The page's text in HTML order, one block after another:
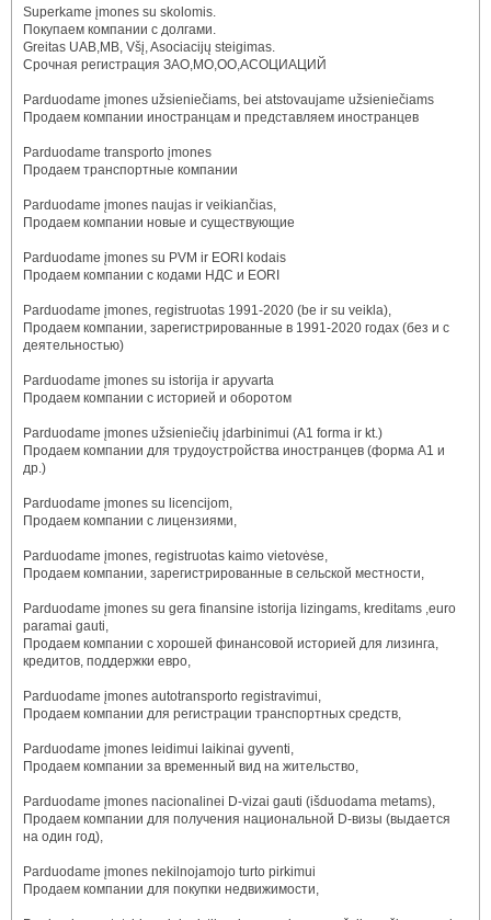
Superkame įmones su skolomis.
Покупаем компании с долгами.
Greitas UAB,MB, Všį, Asociacijų steigimas.
Срочная регистрация ЗАО,МО,ОО,АСОЦИАЦИЙ
Parduodame įmones užsieniečiams, bei atstovaujame užsieniečiams
Продаем компании иностранцам и представляем иностранцев
Parduodame transporto įmones
Продаем транспортные компании
Parduodame įmones naujas ir veikiančias,
Продаем компании новые и существующие
Parduodame įmones su PVM ir EORI kodais
Продаем компании с кодами НДС и EORI
Parduodame įmones, registruotas 1991-2020 (be ir su veikla),
Продаем компании, зарегистрированные в 1991-2020 годах (без и с
деятельностью)
Parduodame įmones su istorija ir apyvarta
Продаем компании с историей и оборотом
Parduodame įmones užsieniečių įdarbinimui (A1 forma ir kt.)
Продаем компании для трудоустройства иностранцев (форма А1 и
др.)
Parduodame įmones su licencijom,
Продаем компании с лицензиями,
Parduodame įmones, registruotas kaimo vietovėse,
Продаем компании, зарегистрированные в сельской местности,
Parduodame įmones su gera finansine istorija lizingams, kreditams ,euro
paramai gauti,
Продаем компании с хорошей финансовой историей для лизинга,
кредитов, поддержки евро,
Parduodame įmones autotransporto registravimui,
Продаем компании для регистрации транспортных средств,
Parduodame įmones leidimui laikinai gyventi,
Продаем компании за временный вид на жительство,
Parduodame įmones nacionalinei D-vizai gauti (išduodama metams),
Продаем компании для получения национальной D-визы (выдается
на один год),
Parduodame įmones nekilnojamojo turto pirkimui
Продаем компании для покупки недвижимости,